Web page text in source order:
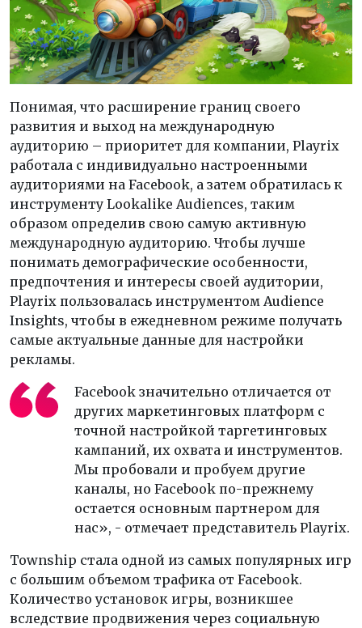
Понимая, что расширение границ своего
развития и выход на международную
аудиторию – приоритет для компании, Playrix
работала с индивидуально настроенными
аудиториями на Facebook, а затем обратилась к
инструменту Lookalike Audiences, таким
образом определив свою самую активную
международную аудиторию. Чтобы лучше
понимать демографические особенности,
предпочтения и интересы своей аудитории,
Playrix пользовалась инструментом Audience
Insights, чтобы в ежедневном режиме получать
самые актуальные данные для настройки
рекламы.
Facebook значительно отличается от
других маркетинговых платформ с
точной настройкой таргетинговых
кампаний, их охвата и инструментов.
Мы пробовали и пробуем другие
каналы, но Facebook по-прежнему
остается основным партнером для
нас», - отмечает представитель Playrix.
Township стала одной из самых популярных игр
с большим объемом трафика от Facebook.
Количество установок игры, возникшее
вследствие продвижения через социальную